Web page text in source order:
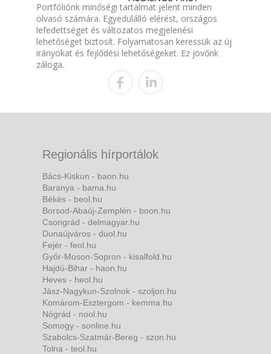
Portfóliónk minőségi tartalmat jelent minden
olvasó számára. Egyedülálló elérést, országos
lefedettséget és változatos megjelenési
lehetőséget biztosít. Folyamatosan keressük az új
irányokat és fejlődési lehetőségeket. Ez jövőnk
záloga.
Regionális hírportálok
Bács-Kiskun - baon.hu
Baranya - bama.hu
Békés - beol.hu
Borsod-Abaúj-Zemplén - boon.hu
Csongrád - delmagyar.hu
Dunaújváros - duol.hu
Fejér - feol.hu
Győr-Moson-Sopron - kisalfold.hu
Hajdú-Bihar - haon.hu
Heves - heol.hu
Jász-Nagykun-Szolnok - szoljon.hu
Komárom-Esztergom - kemma.hu
Nógrád - nool.hu
Somogy - sonline.hu
Szabolcs-Szatmár-Bereg - szon.hu
Tolna - teol.hu